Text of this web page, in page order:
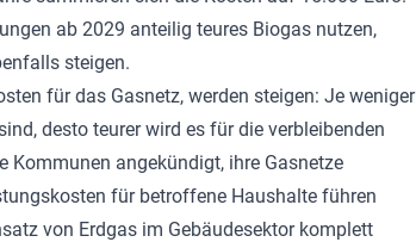
ab 2029 anteilig teures Biogas nutzen,
steigen.
für das Gasnetz, werden steigen: Je weniger
desto teurer wird es für die verbleibenden
Kommunen angekündigt, ihre Gasnetze
für betroffene Haushalte führen
von Erdgas im Gebäudesektor komplett